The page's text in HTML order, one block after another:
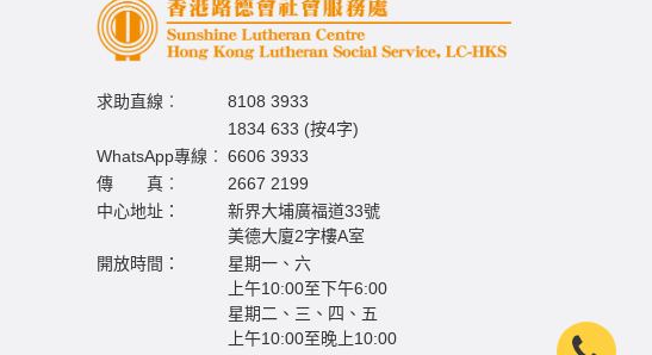
求助直線︰
8108 3933
1834 633 (按4字)
WhatsApp專線︰ 6606 3933
傳 真︰
2667 2199
中心地址：
新界大埔廣福道33號
美德大廈2字樓A室
開放時間：
星期一、六
上午10:00至下午6:00
星期二、三、四、五
上午10:00至晚上10:00